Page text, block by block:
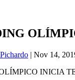
| Nov 14,